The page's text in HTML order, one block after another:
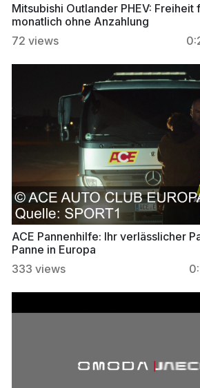
Mitsubishi Outlander PHEV: Freiheit
monatlich ohne Anzahlung
72 views
ACE Pannenhilfe: Ihr verlässlicher
Panne in Europa
333 views